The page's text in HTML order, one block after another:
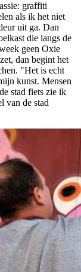
graffiti
als ik het niet
uit ga. Dan
die langs de
geen Oxie
dan begint het
"Het is echt
kunst. Mensen
stad fiets zie ik
van de stad